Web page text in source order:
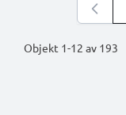
Objekt 1-12 av 193